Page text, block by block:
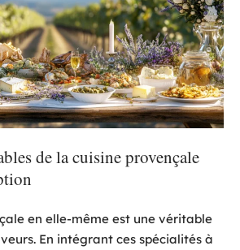
de la cuisine provençale
en elle-même est une véritable
En intégrant ces spécialités à